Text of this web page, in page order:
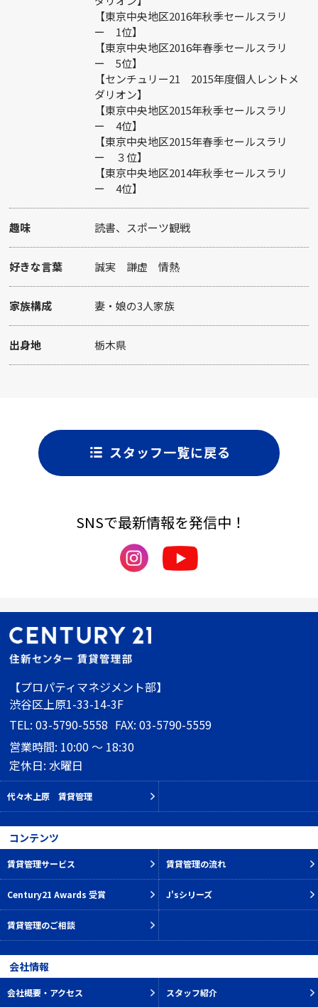
【東京中央地区2016年秋季セールスラリ
ー 1位】
【東京中央地区2016年春季セールスラリ
ー 5位】
【センチュリー21 2015年度個人レントメ
ダリオン】
【東京中央地区2015年秋季セールスラリ
ー 4位】
【東京中央地区2015年春季セールスラリ
ー ３位】
【東京中央地区2014年秋季セールスラリ
ー 4位】
趣味 読書、スポーツ観戦
好きな言葉 誠実 謙虚 情熱
家族構成 妻・娘の3人家族
出身地 栃木県
スタッフ一覧に戻る
SNSで最新情報を発信中！
【プロパティマネジメント部】
渋谷区上原1-33-14-3F
TEL: 03-5790-5558 FAX: 03-5790-5559
営業時間: 10:00 ～ 18:30
定休日: 水曜日
代々木上原 賃貸管理
コンテンツ
賃貸管理サービス 賃貸管理の流れ
Century21 Awards 受賞 J'sシリーズ
賃貸管理のご相談
会社情報
会社概要・アクセス スタッフ紹介